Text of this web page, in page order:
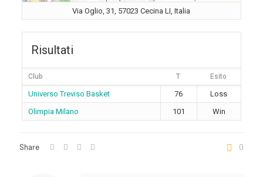
Via Oglio, 31, 57023 Cecina LI, Italia
Risultati
Club T Esito
Universo Treviso Basket 76
Loss
Olimpia Milano
101 Win
Share 0